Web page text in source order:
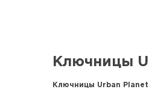
Ключницы
Ключницы Urban Planet